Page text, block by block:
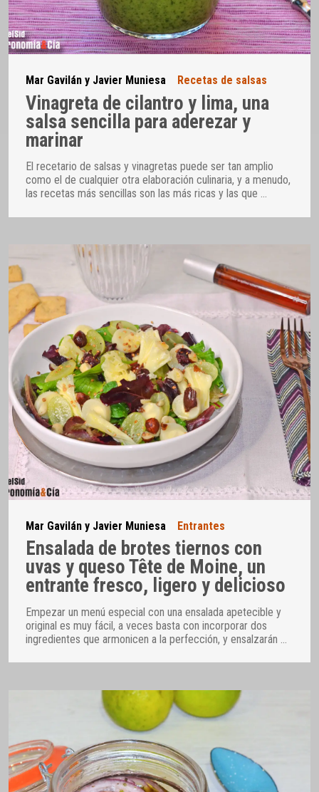
Mar Gavilán y Javier Muniesa Recetas de salsas
Vinagreta de cilantro y lima, una
salsa sencilla para aderezar y
marinar
El recetario de salsas y vinagretas puede ser tan amplio
como el de cualquier otra elaboración culinaria, y a menudo,
las recetas más sencillas son las más ricas y las que …
Mar Gavilán y Javier Muniesa Entrantes
Ensalada de brotes tiernos con
uvas y queso Tête de Moine, un
entrante fresco, ligero y delicioso
Empezar un menú especial con una ensalada apetecible y
original es muy fácil, a veces basta con incorporar dos
ingredientes que armonicen a la perfección, y ensalzarán